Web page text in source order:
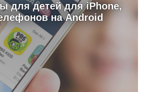
для детей для iPhone,
на Android